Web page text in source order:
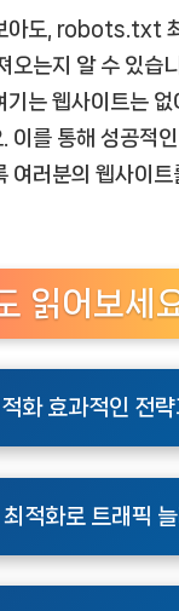
아도, robots.txt
오는지 알 수 있습
기는 웹사이트는
이를 통해 성공적
여러분의 웹사이
읽어보세
화 효과적인 전략
적화로 트래픽 늘